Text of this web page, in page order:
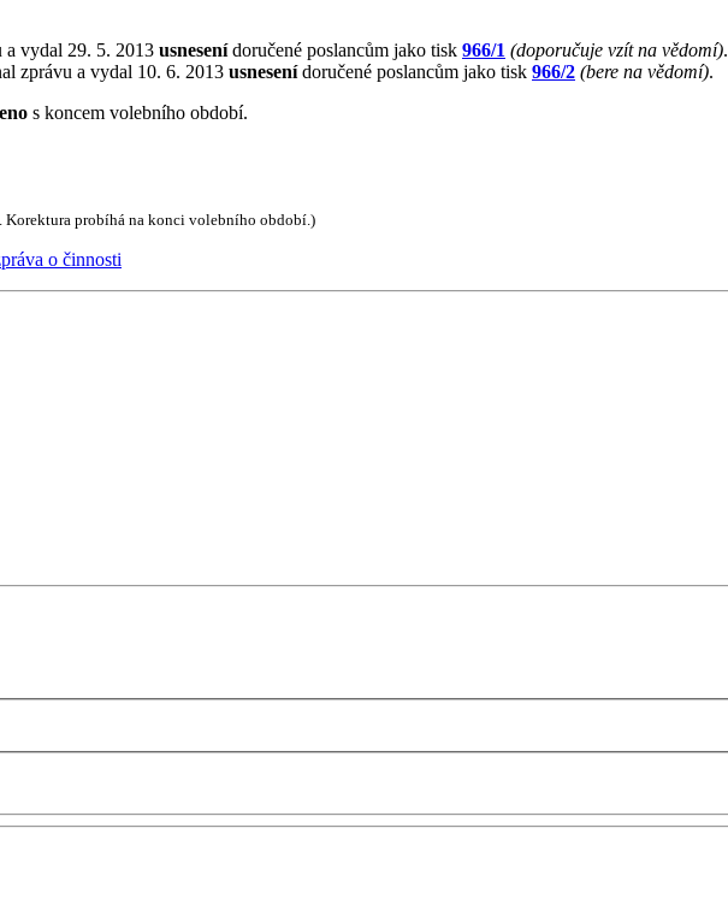
a vydal 29. 5. 2013 usnesenídoručené poslancům jako tisk 966/1 (doporučuje vzít na vědomí).
zprávu a vydal 10. 6. 2013 usnesenídoručené poslancům jako tisk 966/2 (bere na vědomí).
s koncem volebního období.
probíhá na konci volebního období.)
o činnosti